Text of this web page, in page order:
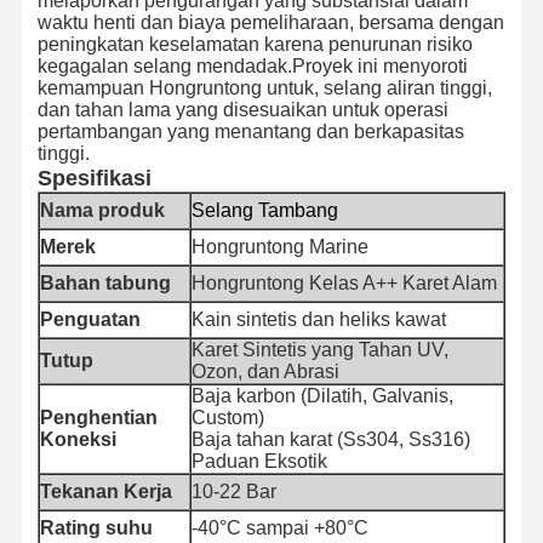
Kontrol
Kualitas
Hubungi
Kami
Berita Kasus
Minta
Kutipan
Pipa Selang Komposit
Selang Penggerek
Selang Pengeboran Putar
Pipa selang kimia
waktu henti dan biaya pemeliharaan, bersama dengan
peningkatan keselamatan karena penurunan risiko
kegagalan selang mendadak.Proyek ini menyoroti
kemampuan Hongruntong untuk, selang aliran tinggi,
dan tahan lama yang disesuaikan untuk operasi
pertambangan yang menantang dan berkapasitas
tinggi.
Spesifikasi
Nama produk
Selang Tambang
Merek
Hongruntong Marine
Bahan tabung
Hongruntong Kelas A++ Karet Alam
Penguatan
Kain sintetis dan heliks kawat
Tutup
Karet Sintetis yang Tahan UV,
Ozon, dan Abrasi
Penghentian
Koneksi
Baja karbon (Dilatih, Galvanis,
Custom)
Baja tahan karat (Ss304, Ss316)
Paduan Eksotik
Tekanan Kerja
10-22 Bar
Rating suhu
-40°C sampai +80°C